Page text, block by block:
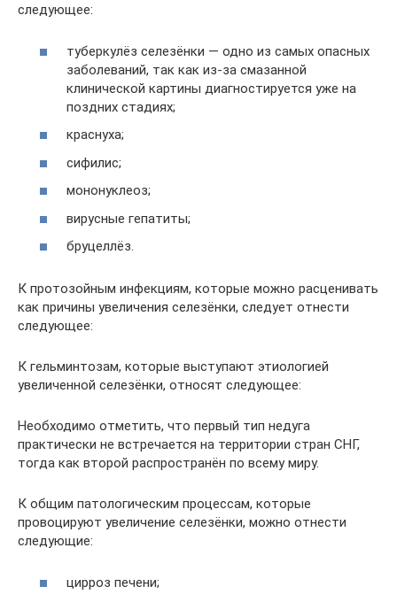
следующее:
туберкулёз селезёнки — одно из самых опасных
заболеваний, так как из-за смазанной
клинической картины диагностируется уже на
поздних стадиях;
краснуха;
сифилис;
мононуклеоз;
вирусные гепатиты;
бруцеллёз.
К протозойным инфекциям, которые можно расценивать
как причины увеличения селезёнки, следует отнести
следующее:
К гельминтозам, которые выступают этиологией
увеличенной селезёнки, относят следующее:
Необходимо отметить, что первый тип недуга
практически не встречается на территории стран СНГ,
тогда как второй распространён по всему миру.
К общим патологическим процессам, которые
провоцируют увеличение селезёнки, можно отнести
следующие:
цирроз печени;